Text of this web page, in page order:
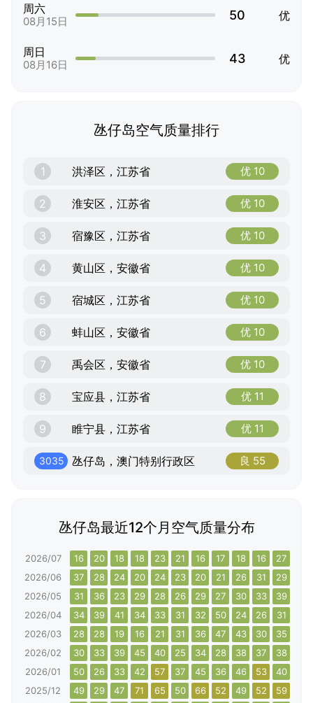
周六
08月15日 50 优
周日
08月16日 43 优
氹仔岛空气质量排行
1 洪泽区，江苏省 优 10
2 淮安区，江苏省 优 10
3 宿豫区，江苏省 优 10
4 黄山区，安徽省 优 10
5 宿城区，江苏省 优 10
6 蚌山区，安徽省 优 10
7 禹会区，安徽省 优 10
8 宝应县，江苏省 优 11
9 睢宁县，江苏省 优 11
3035 氹仔岛，澳门特别行政区 良 55
氹仔岛最近12个月空气质量分布
2026/07 16 20 18 18 23 21 16 17 18 16 27
2026/06
37 28 24 20 24 23 20 21 26 31 29
2026/05
31 36 23 29 28 26 29 27 30 33 39
2026/04
34 39 41 34 33 31 32 50 24 26 31
2026/03
28 28 19 16 21 31 36 47 43 30 35
2026/02
30 33 39 45 40 25 34 28 38 37 38
2026/01
50 26 33 42 57 37 45 36 46 53 40
2025/12
49 29 47 71 65 50 66 52 49 52 59